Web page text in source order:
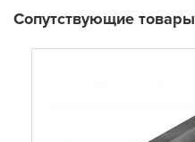
Сопутствующие товары